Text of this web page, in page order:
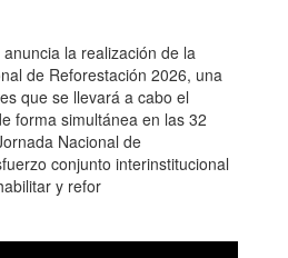
la realización de la
de Reforestación 2026, una
que se llevará a cabo el
forma simultánea en las 32
Nacional de
conjunto interinstitucional
y refor